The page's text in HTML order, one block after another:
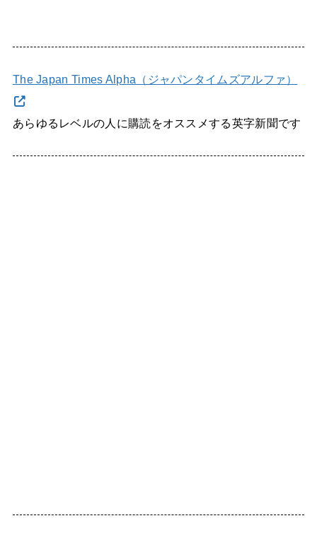
The Japan Times Alpha（ジャパンタイムズアルファ）
あらゆるレベルの人に購読をオススメする英字新聞です